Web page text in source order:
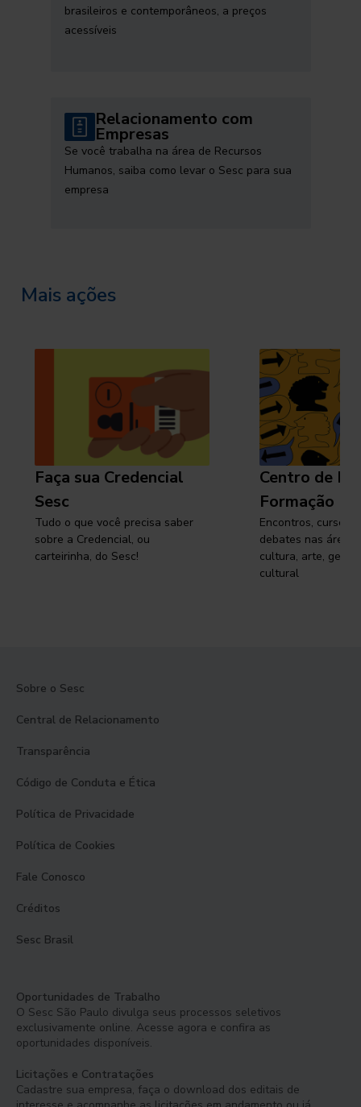
brasileiros e contemporâneos, a preços
acessíveis
Relacionamento com
Empresas
Se você trabalha na área de Recursos
Humanos, saiba como levar o Sesc para sua
empresa
Mais ações
Faça sua Credencial
Sesc
Tudo o que você precisa saber
sobre a Credencial, ou
carteirinha, do Sesc!
Centro de
Formação
Encontros, cursos,
debates nas áreas
cultura, arte,
cultural
Sobre o Sesc
Central de Relacionamento
Transparência
Código de Conduta e Ética
Política de Privacidade
Política de Cookies
Fale Conosco
Créditos
Sesc Brasil
Oportunidades de Trabalho
O Sesc São Paulo divulga seus processos seletivos
exclusivamente online. Acesse agora e confira as
oportunidades disponíveis.
Licitações e Contratações
Cadastre sua empresa, faça o download dos editais de